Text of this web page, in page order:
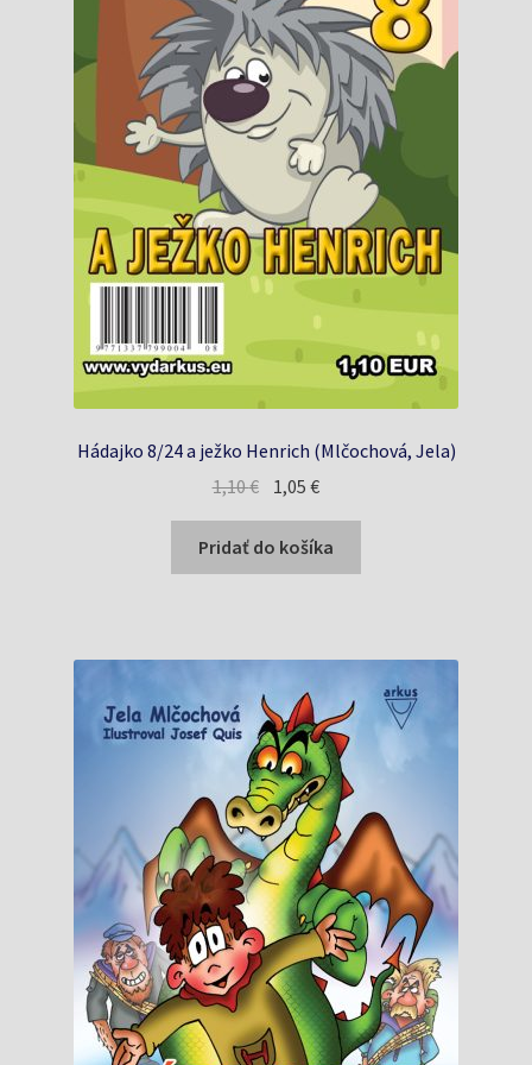
Hádajko 8/24 a ježko Henrich (Mlčochová, Jela)
1,10€ Pôvodná
cena
bola:
1,10 €.
1,05€Aktuálna
cena
je:
1,05 €.
Pridať do košíka